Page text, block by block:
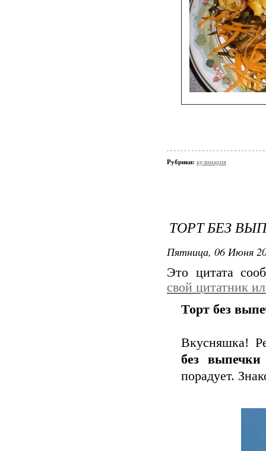
Рубрики: кулинария
ТОРТ БЕЗ
Пятница, 06 Июня
Это цитата
свой цитатник
Торт без
Вкусняшка!
без выпечки
порадует.